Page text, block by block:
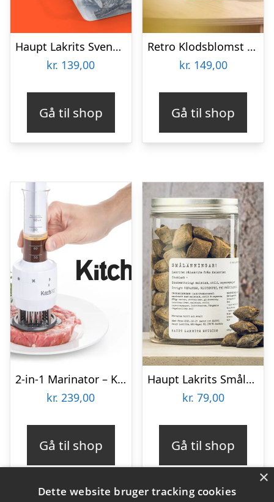
Haupt Lakrits Svenskjävlar! XXL
kr. 139,00
Gå til shop
Retro Klodsblomst – Mellem
kr. 149,00
Gå til shop
2-in-1 Marinator – KitchPro
kr. 239,00
Gå til shop
Haupt Lakrits Smålänningar
kr. 79,00
Gå til shop
×
Dette website bruger tracking cookies